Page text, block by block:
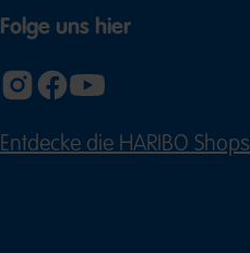
Folge uns hier
Entdecke die HARIBO Shops